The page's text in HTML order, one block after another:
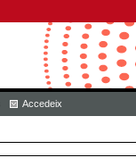
Accedeix